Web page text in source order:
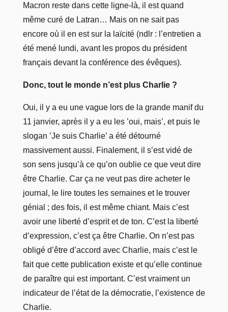
Macron reste dans cette ligne-là, il est quand
même curé de Latran… Mais on ne sait pas
encore où il en est sur la laïcité (ndlr : l’entretien a
été mené lundi, avant les propos du président
français devant la conférence des évêques).
Donc, tout le monde n’est plus Charlie ?
Oui, il y a eu une vague lors de la grande manif du
11 janvier, après il y a eu les ’oui, mais’, et puis le
slogan ’Je suis Charlie’ a été détourné
massivement aussi. Finalement, il s’est vidé de
son sens jusqu’à ce qu’on oublie ce que veut dire
être Charlie. Car ça ne veut pas dire acheter le
journal, le lire toutes les semaines et le trouver
génial ; des fois, il est même chiant. Mais c’est
avoir une liberté d’esprit et de ton. C’est la liberté
d’expression, c’est ça être Charlie. On n’est pas
obligé d’être d’accord avec Charlie, mais c’est le
fait que cette publication existe et qu’elle continue
de paraître qui est important. C’est vraiment un
indicateur de l’état de la démocratie, l’existence de
Charlie.